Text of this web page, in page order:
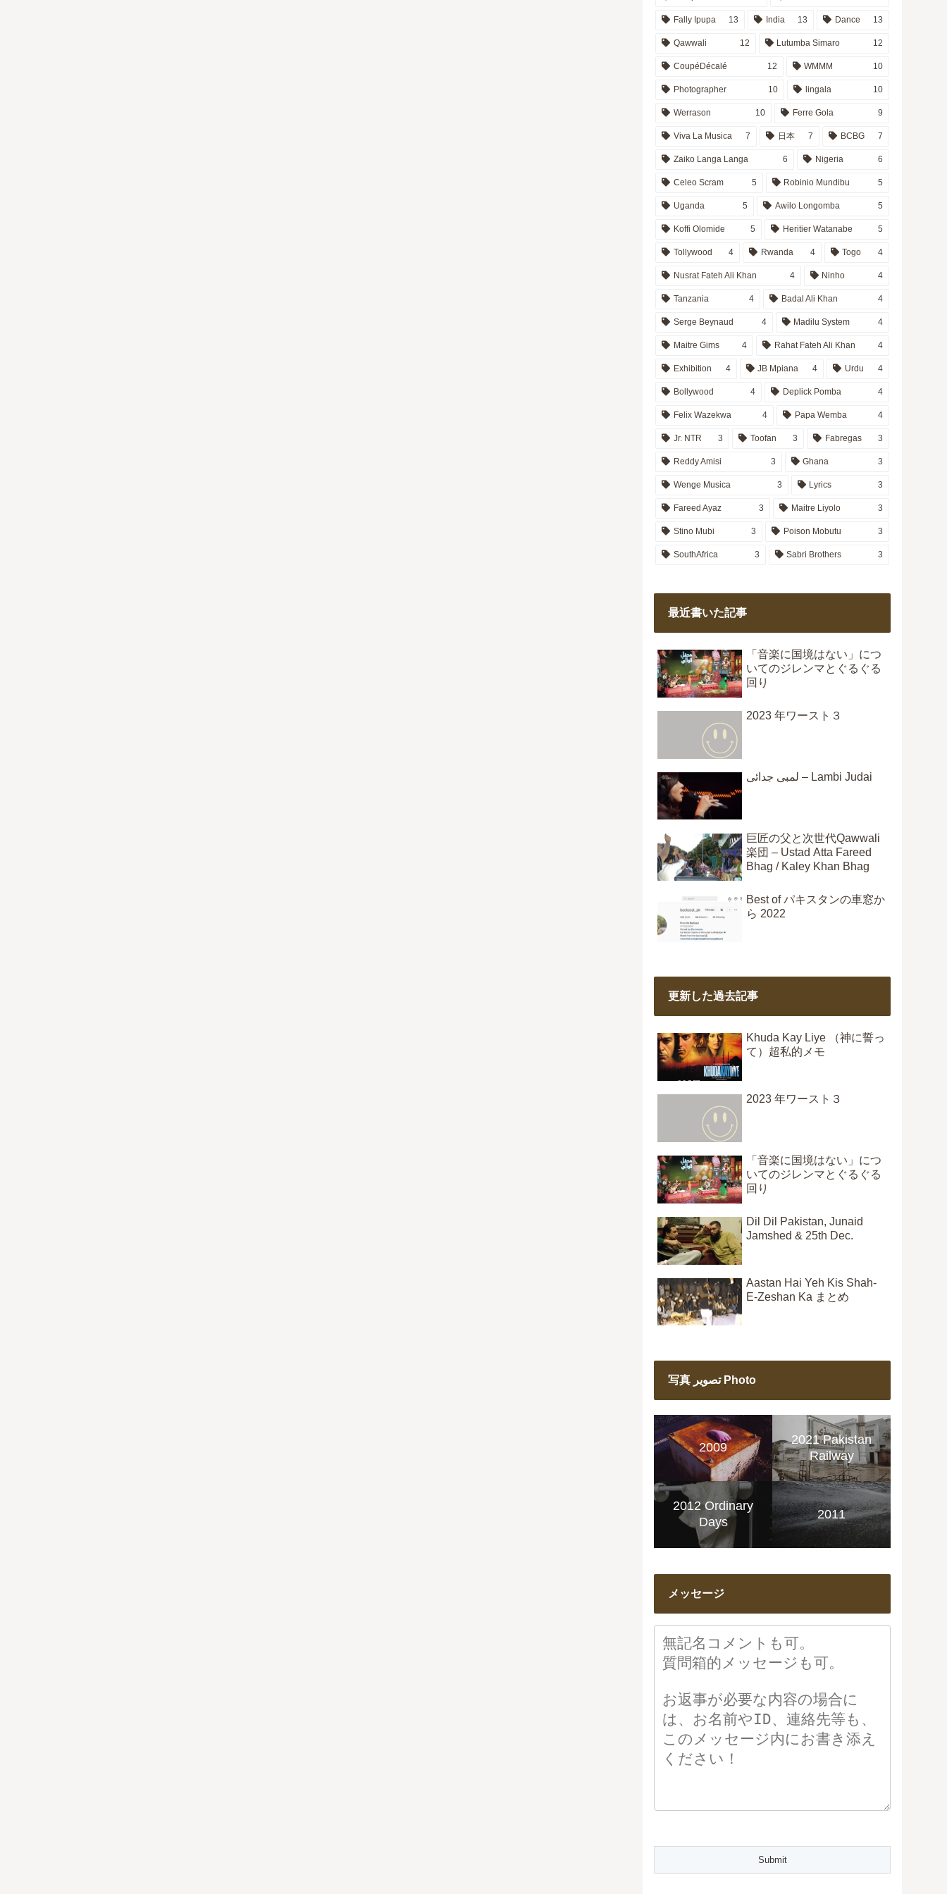
Fally Ipupa 13 India 13 Dance 13
Qawwali 12 Lutumba Simaro 12
CoupéDécalé 12 WMMM 10
Photographer 10 lingala 10
Werrason 10 Ferre Gola 9
Viva La Musica 7 日本 7 BCBG 7
Zaiko Langa Langa 6 Nigeria 6
Celeo Scram 5 Robinio Mundibu 5
Uganda 5 Awilo Longomba 5
Koffi Olomide 5 Heritier Watanabe 5
Tollywood 4 Rwanda 4 Togo 4
Nusrat Fateh Ali Khan 4 Ninho 4
Tanzania 4 Badal Ali Khan 4
Serge Beynaud 4 Madilu System 4
Maitre Gims 4 Rahat Fateh Ali Khan 4
Exhibition 4 JB Mpiana 4 Urdu 4
Bollywood 4 Deplick Pomba 4
Felix Wazekwa 4 Papa Wemba 4
Jr. NTR 3 Toofan 3 Fabregas 3
Reddy Amisi 3 Ghana 3
Wenge Musica 3 Lyrics 3
Fareed Ayaz 3 Maitre Liyolo 3
Stino Mubi 3 Poison Mobutu 3
SouthAfrica 3 Sabri Brothers 3
最近書いた記事
「音楽に国境はない」につ
いてのジレンマとぐるぐる
回り
2023 年ワースト３
لمبی جدائی – Lambi Judai
巨匠の父と次世代Qawwali
楽団 – Ustad Atta Fareed
Bhag / Kaley Khan Bhag
Best of パキスタンの車窓か
ら 2022
更新した過去記事
Khuda Kay Liye （神に誓っ
て）超私的メモ
2023 年ワースト３
「音楽に国境はない」につ
いてのジレンマとぐるぐる
回り
Dil Dil Pakistan, Junaid
Jamshed & 25th Dec.
Aastan Hai Yeh Kis Shah-
E-Zeshan Ka まとめ
写真 تصویر Photo
2009
2021 Pakistan
Railway
2012 Ordinary
Days
2011
メッセージ